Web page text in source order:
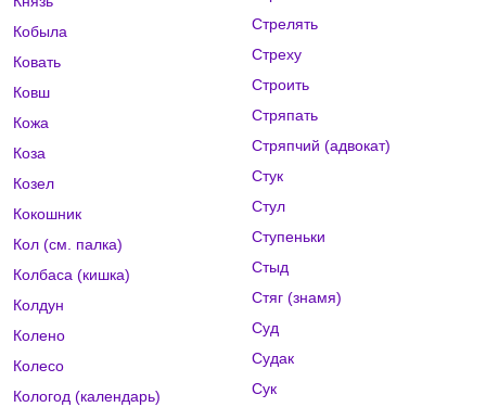
Кобыла
Ковать
Ковш
Кожа
Коза
Козел
Кокошник
Кол (см. палка)
Колбаса (кишка)
Колдун
Колено
Колесо
Кологод (календарь)
Стрелять
Стреху
Строить
Стряпать
Стряпчий (адвокат)
Стук
Стул
Ступеньки
Стыд
Стяг (знамя)
Суд
Судак
Сук